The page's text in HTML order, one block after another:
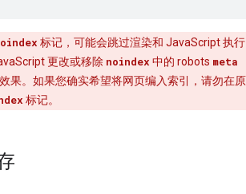
标记，可能会跳过渲染和 JavaScript 执行
更改或移除 noindex 中的 robots meta
果。如果您确实希望将网页编入索引， 请勿在原
标记。